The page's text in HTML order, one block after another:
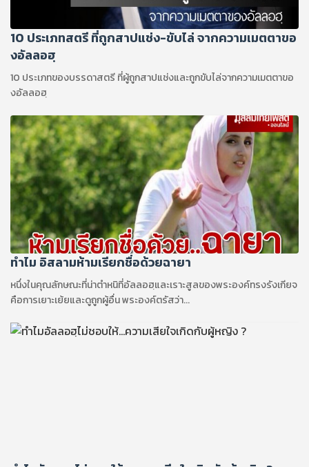
10 ประเภทสตรี ที่ถูกสาปแช่ง-ขับไล่ จากความเมตตาขอ
งอัลลอฮฺ
10 ประเภทของบรรดาสตรี ที่ผู้ถูกสาปแช่งและถูกขับไล่จากความเมตตาขอ
งอัลลอฮฺ
ทำไม อิสลามห้ามเรียกชื่อด้วยฉายา
หนึ่งในคุณลักษณะที่น่าตำหนิที่อัลลอฮฺและเราะสูลของพระองค์ทรงรังเกียจ
คือการเยาะเย้ยและดูถูกผู้อื่น พระองค์ตรัสว่า...